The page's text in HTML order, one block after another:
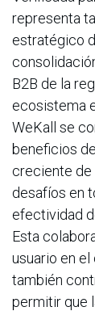
representa
estratégico
B2B de la
ecosistema
WeKall se
beneficios
creciente de
desafíos en
efectividad
Esta
usuario en el
también
permitir que